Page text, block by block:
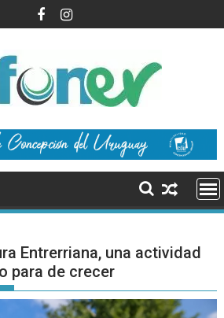
Entrerriana, una actividad
para de crecer